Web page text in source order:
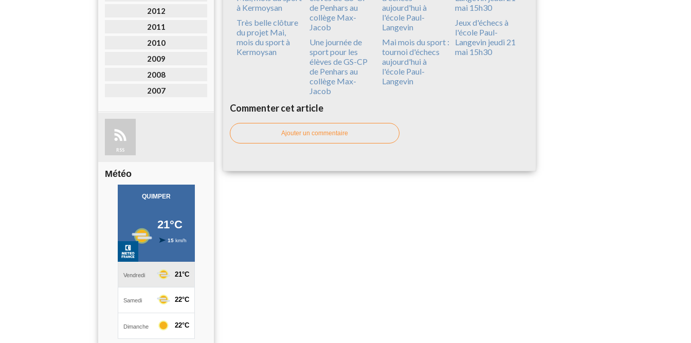
2012
2011
2010
2009
2008
2007
RSS
Météo
Très belle clôture
du projet Mai,
mois du sport à
Kermoysan
Une journée de
sport pour les
élèves de GS-CP
de Penhars au
collège Max-
Jacob
Mai mois du sport :
tournoi d'échecs
aujourd'hui à
l'école Paul-
Langevin
Jeux d'échecs à
l'école Paul-
Langevin jeudi 21
mai 15h30
Commenter cet article
Ajouter un commentaire